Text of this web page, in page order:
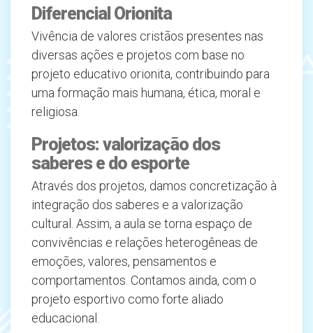
Diferencial Orionita
Vivência de valores cristãos presentes nas
diversas ações e projetos com base no
projeto educativo orionita, contribuindo para
uma formação mais humana, ética, moral e
religiosa.
Projetos: valorização dos
saberes e do esporte
Através dos projetos, damos concretização à
integração dos saberes e a valorização
cultural. Assim, a aula se torna espaço de
convivências e relações heterogêneas de
emoções, valores, pensamentos e
comportamentos. Contamos ainda, com o
projeto esportivo como forte aliado
educacional.